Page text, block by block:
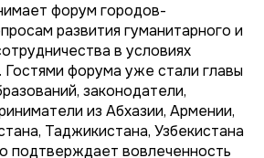
форум городов-
развития гуманитарного и
в условиях
Гостями форума уже стали главы
законодатели,
из Абхазии, Армении,
Таджикистана, Узбекистана
подтверждает вовлеченность